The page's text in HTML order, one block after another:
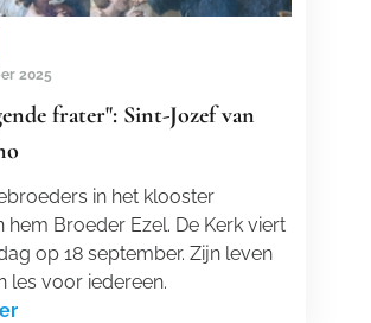
2025
frater": Sint-Jozef van
in het klooster
hem Broeder Ezel. De Kerk viert
op 18 september. Zijn leven
les voor iedereen.